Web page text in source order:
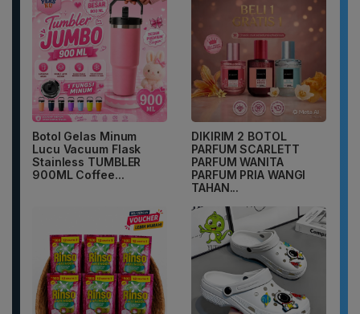
Botol Gelas Minum
Lucu Vacuum Flask
Stainless TUMBLER
900ML Coffee...
DIKIRIM 2 BOTOL
PARFUM SCARLETT
PARFUM WANITA
PARFUM PRIA WANGI
TAHAN...